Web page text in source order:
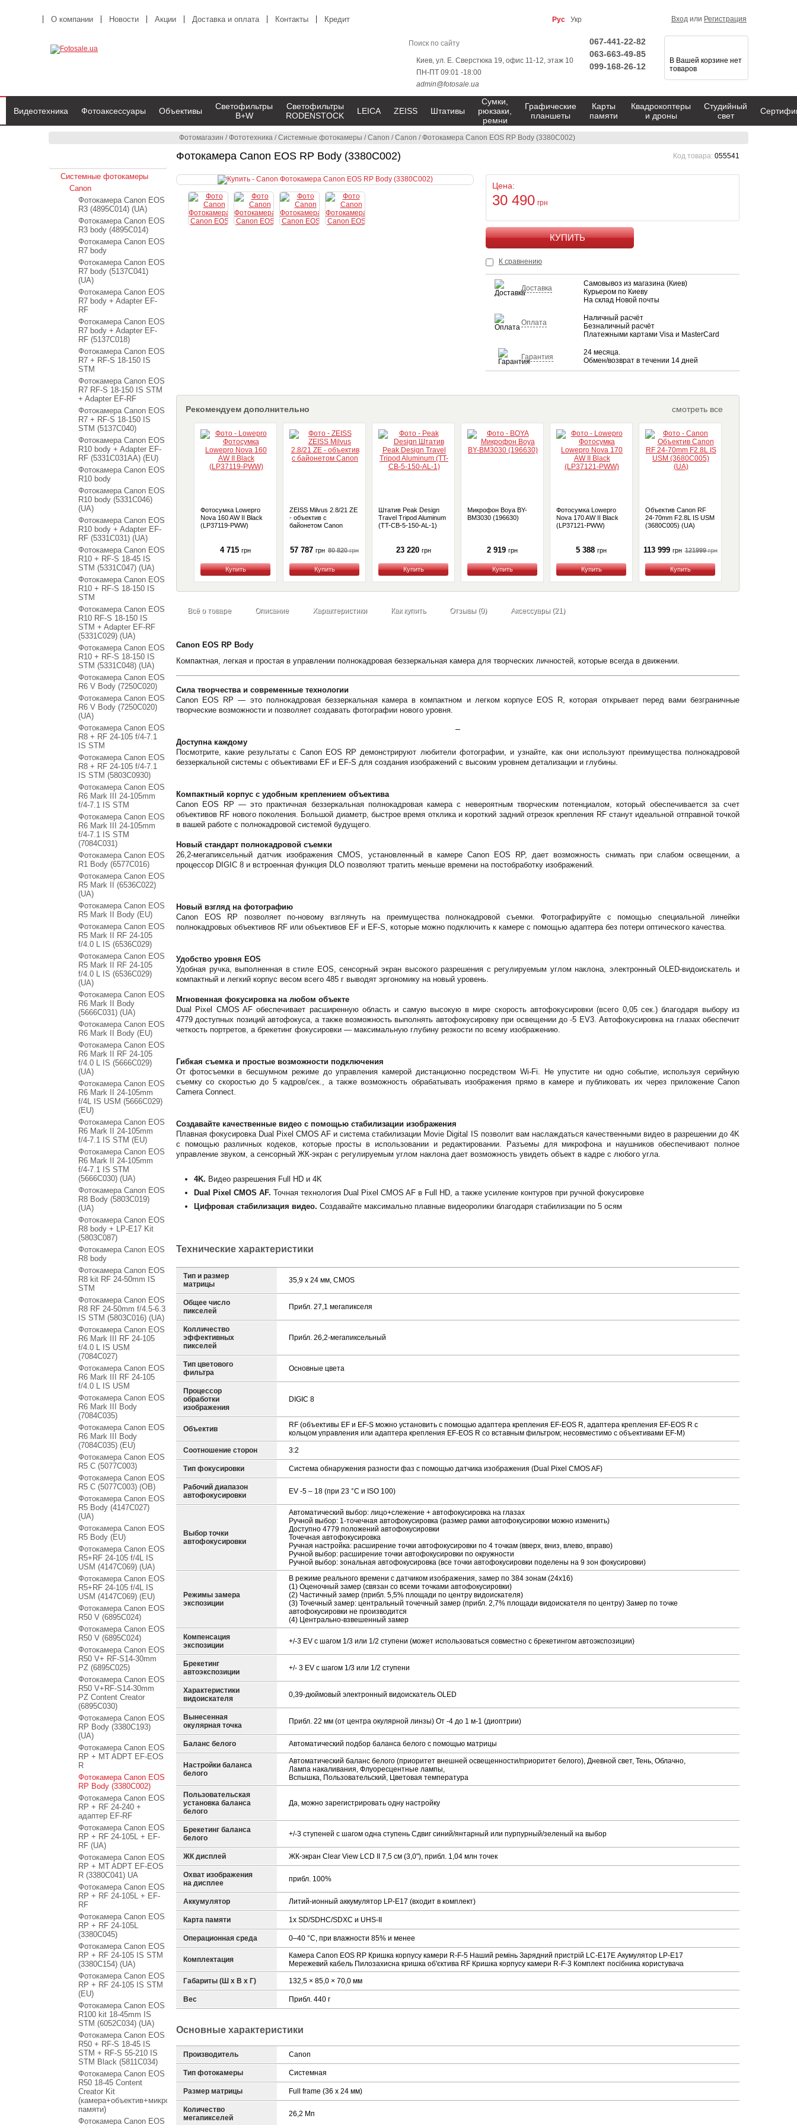
Фотомагазин /Фототехника /Системные фотокамеры /Canon /Canon /Фотокамера Canon EOS RP Body (3380C002)
Фотокамера Canon EOS RP Body (3380C002) Код товара: 055541
Цена:
30 490 грн
КУПИТЬ
К сравнению
Доставка
Самовывоз из магазина (Киев)
Курьером по Киеву
На склад Новой почты
Оплата
Наличный расчёт
Безналичный расчёт
Платежными картами Visa и MasterCard
Гарантия
24 месяца.
Обмен/возврат в течении 14 дней
Рекомендуем дополнительно смотреть все
Фотосумка Lowepro
Nova 160 AW II Black
(LP37119-PWW)
4 715 грн
Купить
ZEISS Milvus 2.8/21 ZE
- объектив с
байонетом Canon
57 787 грн 80 820грн
Купить
Штатив Peak Design
Travel Tripod Aluminum
(TT-CB-5-150-AL-1)
23 220 грн
Купить
Микрофон Boya BY-
BM3030 (196630)
2 919 грн
Купить
Фотосумка Lowepro
Nova 170 AW II Black
(LP37121-PWW)
5 388 грн
Купить
Объектив Canon RF
24-70mm F2.8L IS USM
(3680C005) (UA)
113 999 грн 121999грн
Купить
Всё о товаре Описание Характеристики Как купить Отзывы (0) Аксессуары (21)
Canon EOS RP Body
Компактная, легкая и простая в управлении полнокадровая беззеркальная камера для творческих личностей, которые всегда в движении.
Сила творчества и современные технологии
Canon EOS RP — это полнокадровая беззеркальная камера в компактном и легком корпусе EOS R, которая открывает перед вами безграничные
творческие возможности и позволяет создавать фотографии нового уровня.
Доступна каждому
Посмотрите, какие результаты с Canon EOS RP демонстрируют любители фотографии, и узнайте, как они используют преимущества полнокадровой
беззеркальной системы с объективами EF и EF-S для создания изображений с высоким уровнем детализации и глубины.
Компактный корпус с удобным креплением объектива
Canon EOS RP — это практичная беззеркальная полнокадровая камера с невероятным творческим потенциалом, который обеспечивается за счет
объективов RF нового поколения. Большой диаметр, быстрое время отклика и короткий задний отрезок крепления RF станут идеальной отправной точкой
в вашей работе с полнокадровой системой будущего.
Новый стандарт полнокадровой съемки
26,2-мегапиксельный датчик изображения CMOS, установленный в камере Canon EOS RP, дает возможность снимать при слабом освещении, а
процессор DIGIC 8 и встроенная функция DLO позволяют тратить меньше времени на постобработку изображений.
Новый взгляд на фотографию
Canon EOS RP позволяет по-новому взглянуть на преимущества полнокадровой съемки. Фотографируйте с помощью специальной линейки
полнокадровых объективов RF или объективов EF и EF-S, которые можно подключить к камере c помощью адаптера без потери оптического качества.
Удобство уровня EOS
Удобная ручка, выполненная в стиле EOS, сенсорный экран высокого разрешения с регулируемым углом наклона, электронный OLED-видоискатель и
компактный и легкий корпус весом всего 485 г выводят эргономику на новый уровень.
Мгновенная фокусировка на любом объекте
Dual Pixel CMOS AF обеспечивает расширенную область и самую высокую в мире скорость автофокусировки (всего 0,05 сек.) благодаря выбору из
4779 доступных позиций автофокуса, а также возможность выполнять автофокусировку при освещении до -5 EV3. Автофокусировка на глазах обеспечит
четкость портретов, а брекетинг фокусировки — максимальную глубину резкости по всему изображению.
Гибкая съемка и простые возможности подключения
От фотосъемки в бесшумном режиме до управления камерой дистанционно посредством Wi-Fi. Не упустите ни одно событие, используя серийную
съемку со скоростью до 5 кадров/сек., а также возможность обрабатывать изображения прямо в камере и публиковать их через приложение Canon
Camera Connect.
Создавайте качественные видео с помощью стабилизации изображения
Плавная фокусировка Dual Pixel CMOS AF и система стабилизации Movie Digital IS позволит вам наслаждаться качественными видео в разрешении до 4K
с помощью различных кодеков, которые просты в использовании и редактировании. Разъемы для микрофона и наушников обеспечивают полное
управление звуком, а сенсорный ЖК-экран с регулируемым углом наклона дает возможность увидеть объект в кадре с любого угла.
4K. Видео разрешения Full HD и 4K
Dual Pixel CMOS AF. Точная технология Dual Pixel CMOS AF в Full HD, а также усиление контуров при ручной фокусировке
Цифровая стабилизация видео. Создавайте максимально плавные видеоролики благодаря стабилизации по 5 осям
Технические характеристики
Тип и размер
матрицы
35,9 x 24 мм, CMOS
Общее число
пикселей
Прибл. 27,1 мегапикселя
Колличество
эффективных
пикселей
Прибл. 26,2-мегапиксельный
Тип цветового
фильтра
Основные цвета
Процессор
обработки
изображения
DIGIC 8
Объектив
RF (объективы EF и EF-S можно установить с помощью адаптера крепления EF-EOS R, адаптера крепления EF-EOS R с
кольцом управления или адаптера крепления EF-EOS R со вставным фильтром; несовместимо с объективами EF-M)
Соотношение сторон 3:2
Тип фокусировки Система обнаружения разности фаз с помощью датчика изображения (Dual Pixel CMOS AF)
Рабочий диапазон
автофокусировки
EV -5 – 18 (при 23 °C и ISO 100)
Выбор точки
автофокусировки
Автоматический выбор: лицо+слежение + автофокусировка на глазах
Ручной выбор: 1-точечная автофокусировка (размер рамки автофокусировки можно изменить)
Доступно 4779 положений автофокусировки
Точечная автофокусировка
Ручная настройка: расширение точки автофокусировки по 4 точкам (вверх, вниз, влево, вправо)
Ручной выбор: расширение точки автофокусировки по окружности
Ручной выбор: зональная автофокусировка (все точки автофокусировки поделены на 9 зон фокусировки)
Режимы замера
экспозиции
В режиме реального времени с датчиком изображения, замер по 384 зонам (24x16)
(1) Оценочный замер (связан со всеми точками автофокусировки)
(2) Частичный замер (прибл. 5,5% площади по центру видоискателя)
(3) Точечный замер: центральный точечный замер (прибл. 2,7% площади видоискателя по центру) Замер по точке
автофокусировки не производится
(4) Центрально-взвешенный замер
Компенсация
экспозиции
+/-3 EV с шагом 1/3 или 1/2 ступени (может использоваться совместно с брекетингом автоэкспозиции)
Брекетинг
автоэкспозиции
+/- 3 EV с шагом 1/3 или 1/2 ступени
Характеристики
видоискателя
0,39-дюймовый электронный видоискатель OLED
Вынесенная
окулярная точка
Прибл. 22 мм (от центра окулярной линзы) От -4 до 1 м-1 (диоптрии)
Баланс белого Автоматический подбор баланса белого с помощью матрицы
Настройки баланса
белого
Автоматический баланс белого (приоритет внешней освещенности/приоритет белого), Дневной свет, Тень, Облачно,
Лампа накаливания, Флуоресцентные лампы,
Вспышка, Пользовательский, Цветовая температура
Пользовательская
установка баланса
белого
Да, можно зарегистрировать одну настройку
Брекетинг баланса
белого
+/-3 ступеней с шагом одна ступень Сдвиг синий/янтарный или пурпурный/зеленый на выбор
ЖК дисплей ЖК-экран Clear View LCD II 7,5 см (3,0"), прибл. 1,04 млн точек
Охват изображения
на дисплее
прибл. 100%
Аккумулятор Литий-ионный аккумулятор LP-E17 (входит в комплект)
Карта памяти 1x SD/SDHC/SDXC и UHS-II
Операционная среда 0–40 °C, при влажности 85% и менее
Комплектация
Камера Canon EOS RP Кришка корпусу камери R-F-5 Наший ремінь Зарядний пристрій LC-E17E Акумулятор LP-E17
Мережевий кабель Пилозахисна кришка об'єктива RF Кришка корпусу камери R-F-3 Комплект посібника користувача
Габариты (Ш х В х Г) 132,5 × 85,0 × 70,0 мм
Вес Прибл. 440 г
Основные характеристики
Производитель Canon
Тип фотокамеры Системная
Размер матрицы Full frame (36 x 24 мм)
Количество
мегапикселей
26,2 Мп
О компании Новости Акции Доставка и оплата Контакты Кредит Рус Укр Вход или Регистрация
Киев, ул. Е. Сверстюка 19, офис 11-12, этаж 10
ПН-ПТ 09:01 -18:00
admin@fotosale.ua
067-441-22-82
063-663-49-85
099-168-26-12
В Вашей корзине нет
товаров
Видеотехника Фотоаксессуары Объективы
Светофильтры
B+W
Светофильтры
RODENSTOCK
LEICA ZEISS Штативы
Сумки,
рюкзаки,
ремни
Графические
планшеты
Карты
памяти
Квадрокоптеры
и дроны
Студийный
свет
Системные фотокамеры
Canon
Фотокамера Canon EOS
R3 (4895C014) (UA)
Фотокамера Canon EOS
R3 body (4895C014)
Фотокамера Canon EOS
R7 body
Фотокамера Canon EOS
R7 body (5137C041)
(UA)
Фотокамера Canon EOS
R7 body + Adapter EF-
RF
Фотокамера Canon EOS
R7 body + Adapter EF-
RF (5137C018)
Фотокамера Canon EOS
R7 + RF-S 18-150 IS
STM
Фотокамера Canon EOS
R7 RF-S 18-150 IS STM
+ Adapter EF-RF
Фотокамера Canon EOS
R7 + RF-S 18-150 IS
STM (5137C040)
Фотокамера Canon EOS
R10 body + Adapter EF-
RF (5331C031AA) (EU)
Фотокамера Canon EOS
R10 body
Фотокамера Canon EOS
R10 body (5331C046)
(UA)
Фотокамера Canon EOS
R10 body + Adapter EF-
RF (5331C031) (UA)
Фотокамера Canon EOS
R10 + RF-S 18-45 IS
STM (5331C047) (UA)
Фотокамера Canon EOS
R10 + RF-S 18-150 IS
STM
Фотокамера Canon EOS
R10 RF-S 18-150 IS
STM + Adapter EF-RF
(5331C029) (UA)
Фотокамера Canon EOS
R10 + RF-S 18-150 IS
STM (5331C048) (UA)
Фотокамера Canon EOS
R6 V Body (7250C020)
Фотокамера Canon EOS
R6 V Body (7250C020)
(UA)
Фотокамера Canon EOS
R8 + RF 24-105 f/4-7.1
IS STM
Фотокамера Canon EOS
R8 + RF 24-105 f/4-7.1
IS STM (5803C0930)
Фотокамера Canon EOS
R6 Mark III 24-105mm
f/4-7.1 IS STM
Фотокамера Canon EOS
R6 Mark III 24-105mm
f/4-7.1 IS STM
(7084C031)
Фотокамера Canon EOS
R1 Body (6577C016)
Фотокамера Canon EOS
R5 Mark II (6536C022)
(UA)
Фотокамера Canon EOS
R5 Mark II Body (EU)
Фотокамера Canon EOS
R5 Mark II RF 24-105
f/4.0 L IS (6536C029)
Фотокамера Canon EOS
R5 Mark II RF 24-105
f/4.0 L IS (6536C029)
(UA)
Фотокамера Canon EOS
R6 Mark II Body
(5666C031) (UA)
Фотокамера Canon EOS
R6 Mark II Body (EU)
Фотокамера Canon EOS
R6 Mark II RF 24-105
f/4.0 L IS (5666C029)
(UA)
Фотокамера Canon EOS
R6 Mark II 24-105mm
f/4L IS USM (5666C029)
(EU)
Фотокамера Canon EOS
R6 Mark II 24-105mm
f/4-7.1 IS STM (EU)
Фотокамера Canon EOS
R6 Mark II 24-105mm
f/4-7.1 IS STM
(5666C030) (UA)
Фотокамера Canon EOS
R8 Body (5803C019)
(UA)
Фотокамера Canon EOS
R8 body + LP-E17 Kit
(5803C087)
Фотокамера Canon EOS
R8 body
Фотокамера Canon EOS
R8 kit RF 24-50mm IS
STM
Фотокамера Canon EOS
R8 RF 24-50mm f/4.5-6.3
IS STM (5803C016) (UA)
Фотокамера Canon EOS
R6 Mark III RF 24-105
f/4.0 L IS USM
(7084C027)
Фотокамера Canon EOS
R6 Mark III RF 24-105
f/4.0 L IS USM
Фотокамера Canon EOS
R6 Mark III Body
(7084C035)
Фотокамера Canon EOS
R6 Mark III Body
(7084C035) (EU)
Фотокамера Canon EOS
R5 C (5077C003)
Фотокамера Canon EOS
R5 C (5077C003) (OB)
Фотокамера Canon EOS
R5 Body (4147C027)
(UA)
Фотокамера Canon EOS
R5 Body (EU)
Фотокамера Canon EOS
R5+RF 24-105 f/4L IS
USM (4147C069) (UA)
Фотокамера Canon EOS
R5+RF 24-105 f/4L IS
USM (4147C069) (EU)
Фотокамера Canon EOS
R50 V (6895C024)
Фотокамера Canon EOS
R50 V (6895C024)
Фотокамера Canon EOS
R50 V+ RF-S14-30mm
PZ (6895C025)
Фотокамера Canon EOS
R50 V+RF-S14-30mm
PZ Content Creator
(6895C030)
Фотокамера Canon EOS
RP Body (3380C193)
(UA)
Фотокамера Canon EOS
RP + MT ADPT EF-EOS
R
Фотокамера Canon EOS
RP Body (3380C002)
Фотокамера Canon EOS
RP + RF 24-240 +
адаптер EF-RF
Фотокамера Canon EOS
RP + RF 24-105L + EF-
RF (UA)
Фотокамера Canon EOS
RP + MT ADPT EF-EOS
R (3380C041) UA
Фотокамера Canon EOS
RP + RF 24-105L + EF-
RF
Фотокамера Canon EOS
RP + RF 24-105L
(3380C045)
Фотокамера Canon EOS
RP + RF 24-105 IS STM
(3380C154) (UA)
Фотокамера Canon EOS
RP + RF 24-105 IS STM
(EU)
Фотокамера Canon EOS
R100 kit 18-45mm IS
STM (6052C034) (UA)
Фотокамера Canon EOS
R50 + RF-S 18-45 IS
STM + RF-S 55-210 IS
STM Black (5811C034)
Фотокамера Canon EOS
R50 18-45 Content
Creator Kit
(камера+объектив+микрофон+штатив+карта
памяти)
Фотокамера Canon EOS